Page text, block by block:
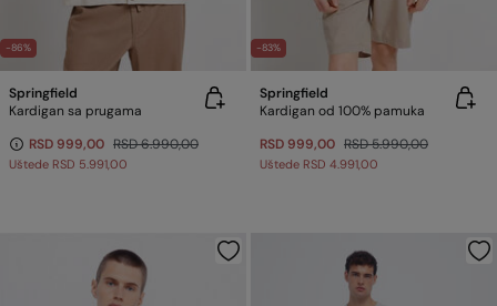
-86%
Springfield
Kardigan sa prugama
RSD 999,00 RSD 6.990,00
Uštede RSD 5.991,00
-83%
Springfield
Kardigan od 100% pamuka
RSD 999,00 RSD 5.990,00
Uštede RSD 4.991,00